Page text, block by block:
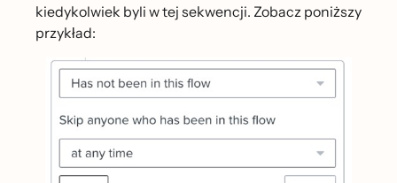
kiedykolwiek byli w tej sekwencji. Zobacz poniższy
przykład: